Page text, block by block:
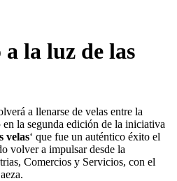
la luz de las
a llenarse de velas entre la
la segunda edición de la iniciativa
velas‘ que fue un auténtico éxito el
volver a impulsar desde la
Comercios y Servicios, con el